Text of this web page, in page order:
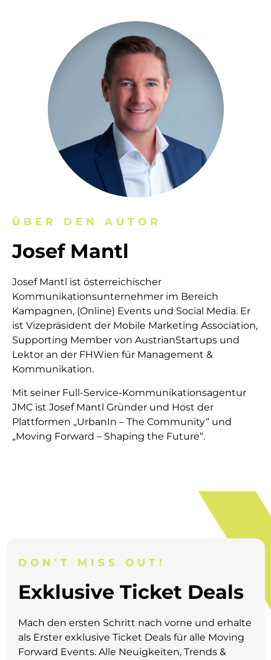
ÜBER DEN AUTOR
Josef Mantl
Josef Mantl ist österreichischer
Kommunikationsunternehmer im Bereich
Kampagnen, (Online) Events und Social Media. Er
ist Vizepräsident der Mobile Marketing Association,
Supporting Member von AustrianStartups und
Lektor an der FHWien für Management &
Kommunikation.
Mit seiner Full-Service-Kommunikationsagentur
JMC ist Josef Mantl Gründer und Host der
Plattformen „UrbanIn – The Community“ und
„Moving Forward – Shaping the Future“.
DON'T MISS OUT!
Exklusive Ticket Deals
Mach den ersten Schritt nach vorne und erhalte
als Erster exklusive Ticket Deals für alle Moving
Forward Events. Alle Neuigkeiten, Trends &